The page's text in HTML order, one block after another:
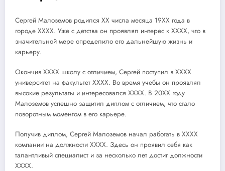
Сергей Малоземов родился XX числа месяца 19XX года в
городе XXXX. Уже с детства он проявлял интерес к XXXX, что в
значительной мере определило его дальнейшую жизнь и
карьеру.
Окончив XXXX школу с отличием, Сергей поступил в XXXX
университет на факультет XXXX. Во время учебы он проявлял
высокие результаты и интересовался XXXX. В 20XX году
Малоземов успешно защитил диплом с отличием, что стало
поворотным моментом в его карьере.
Получив диплом, Сергей Малоземов начал работать в XXXX
компании на должности XXXX. Здесь он проявил себя как
талантливый специалист и за несколько лет достиг должности
XXXX.